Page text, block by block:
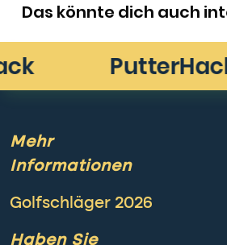
Das könnte dich auch
Mehr
Informationen
Golfschläger 2026
Haben Sie